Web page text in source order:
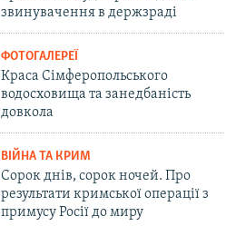
звинувачення в держзраді
ФОТОГАЛЕРЕЇ
Краса Сімферопольського
водосховища та занедбаність
довкола
ВІЙНА ТА КРИМ
Сорок днів, сорок ночей. Про
результати кримської операції з
примусу Росії до миру